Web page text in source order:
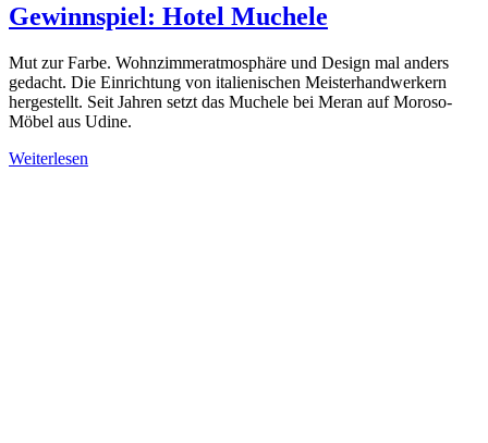
Gewinnspiel: Hotel Muchele
Mut zur Farbe. Wohnzimmeratmosphäre und Design mal anders
gedacht. Die Einrichtung von italienischen Meisterhandwerkern
hergestellt. Seit Jahren setzt das Muchele bei Meran auf Moroso-
Möbel aus Udine.
Weiterlesen